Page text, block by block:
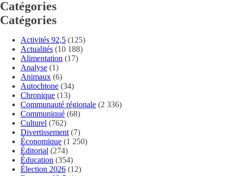
Catégories
Catégories
Activités 92,5 (125)
Actualités (10 188)
Alimentation (17)
Analyse (1)
Animaux (6)
Autochtone (34)
Chronique (13)
Communauté régionale (2 336)
Communiqué (68)
Culturel (762)
Divertissement (7)
Économique (1 250)
Éditorial (274)
Éducation (354)
Élection 2026 (12)